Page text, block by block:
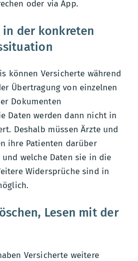
oder via App.
in der konkreten
können Versicherte während
Übertragung von einzelnen
Dokumenten
Daten werden dann nicht in
Deshalb müssen Ärzte und
ihre Patienten darüber
welche Daten sie in die
Widersprüche sind in
Lesen mit der
Versicherte weitere